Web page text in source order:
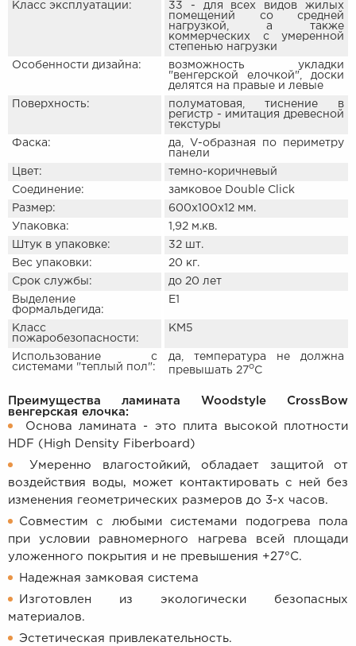
Класс эксплуатации:
33 - для всех видов жилых
помещений со средней
нагрузкой, а также
коммерческих с умеренной
степенью нагрузки
Особенности дизайна:
возможность укладки
"венгерской елочкой", доски
делятся на правые и левые
Поверхность:
полуматовая, тиснение в
регистр - имитация древесной
текстуры
Фаска:
да, V-образная по периметру
панели
Цвет:
темно-коричневый
Соединение:
замковое
Double Click
Размер:
600х100х12 мм.
Упаковка:
1,92 м.кв.
Штук в упаковке:
32 шт.
Вес упаковки:
20 кг.
Срок службы:
до 20 лет
Выделение
формальдегида:
E1
Класс
пожаробезопасности:
КМ5
Использование с
системами "теплый пол":
да, температура не должна
превышать 27oC
Преимущества ламината Woodstyle CrossBow
венгерская елочка:
Основа ламината - это плита высокой плотности
HDF (High Density Fiberboard)
Умеренно влагостойкий, обладает защитой от
воздействия воды, может контактировать с ней без
изменения геометрических размеров до 3-х часов.
Совместим с любыми системами подогрева пола
при условии равномерного нагрева всей площади
уложенного покрытия и не превышения +27°C.
Надежная замковая система
Изготовлен из экологически безопасных
материалов.
Эстетическая привлекательность.